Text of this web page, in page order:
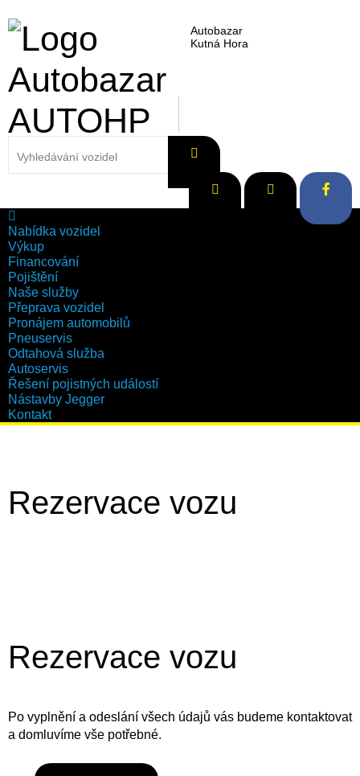
Autobazar
Kutná Hora
Nabídka vozidel
Výkup
Financování
Pojištění
Naše služby
Přeprava vozidel
Pronájem automobilů
Pneuservis
Odtahová služba
Autoservis
Řešení pojistných událostí
Nástavby Jegger
Kontakt
Rezervace vozu
Rezervace vozu
Po vyplnění a odeslání všech údajů vás budeme kontaktovat
a domluvíme vše potřebné.